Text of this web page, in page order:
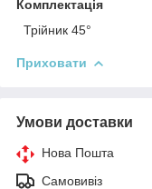
Комплектація
Трійник 45°
Приховати
Умови доставки
Нова Пошта
Самовивіз